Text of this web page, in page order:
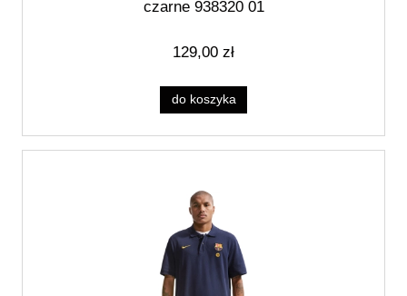
czarne 938320 01
129,00 zł
do koszyka